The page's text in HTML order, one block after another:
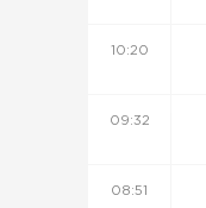
10:20
09:32
08:51